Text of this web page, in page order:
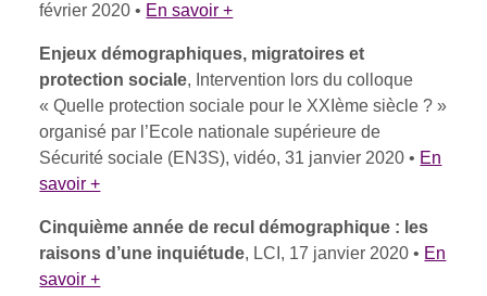
février 2020 • En savoir +
Enjeux démographiques, migratoires et
protection sociale, Intervention lors du colloque
« Quelle protection sociale pour le XXIème siècle ? »
organisé par l’Ecole nationale supérieure de
Sécurité sociale (EN3S), vidéo, 31 janvier 2020 • En
savoir +
Cinquième année de recul démographique : les
raisons d’une inquiétude, LCI, 17 janvier 2020 • En
savoir +